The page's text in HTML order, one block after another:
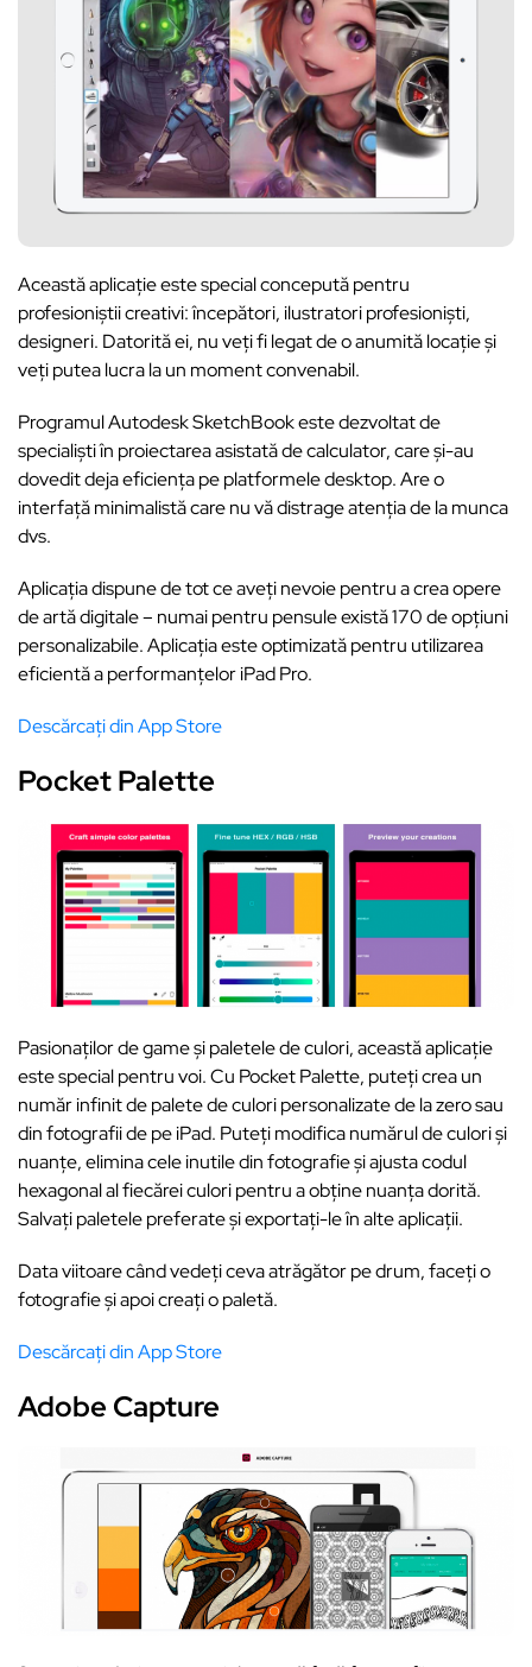
Această aplicație este special concepută pentru
profesioniștii creativi: începători, ilustratori profesioniști,
designeri. Datorită ei, nu veți fi legat de o anumită locație și
veți putea lucra la un moment convenabil.
Programul Autodesk SketchBook este dezvoltat de
specialiști în proiectarea asistată de calculator, care și-au
dovedit deja eficiența pe platformele desktop. Are o
interfață minimalistă care nu vă distrage atenția de la munca
dvs.
Aplicația dispune de tot ce aveți nevoie pentru a crea opere
de artă digitale – numai pentru pensule există 170 de opțiuni
personalizabile. Aplicația este optimizată pentru utilizarea
eficientă a performanțelor iPad Pro.
Descărcați din App Store
Pocket Palette
Pasionaților de game și paletele de culori, această aplicație
este special pentru voi. Cu Pocket Palette, puteți crea un
număr infinit de palete de culori personalizate de la zero sau
din fotografii de pe iPad. Puteți modifica numărul de culori și
nuanțe, elimina cele inutile din fotografie și ajusta codul
hexagonal al fiecărei culori pentru a obține nuanța dorită.
Salvați paletele preferate și exportați-le în alte aplicații.
Data viitoare când vedeți ceva atrăgător pe drum, faceți o
fotografie și apoi creați o paletă.
Descărcați din App Store
Adobe Capture